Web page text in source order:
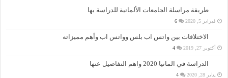
طريقة مراسلة الجامعات الألمانية للدراسة بها
فبراير 5, 2020 6
الاختلافات بين واتس اب بلس وواتس اب وأهم مميزاته
أكتوبر 27, 2019 4
الدراسة في المانيا 2020 واهم التفاصيل عنها
يناير 28, 2020 4